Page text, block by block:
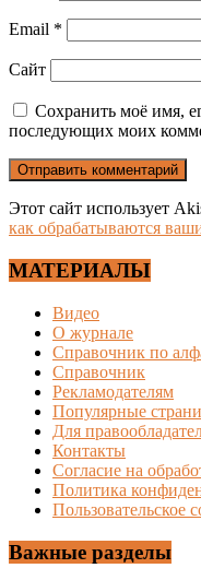
Email *
Сайт
Сохранить моё имя,
последующих моих
Этот сайт использует
как обрабатываются
МАТЕРИАЛЫ
Видео
О журнале
Справочник по
Справочник
Рекламодателям
Популярные
Для
Контакты
Согласие на
Политика
Пользовательское
Важные разделы